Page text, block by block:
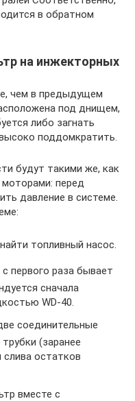
в обратном
на инжекторных
чем в предыдущем
под днищем,
либо загнать
поддомкратить.
будут такими же, как
перед
давление в системе.
топливный насос.
первого раза бывает
сначала
WD-40.
соединительные
(заранее
остатков
вместе с